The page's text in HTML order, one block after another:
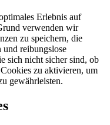
Erlebnis auf
verwenden wir
zu speichern, die
und reibungslose
sich nicht sicher sind, ob
zu aktivieren, um
gewährleisten.